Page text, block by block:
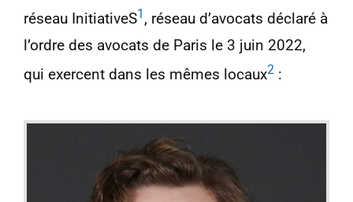
réseau InitiativeS1 , réseau d’avocats déclaré à
l’ordre des avocats de Paris le 3 juin 2022,
qui exercent dans les mêmes locaux2: